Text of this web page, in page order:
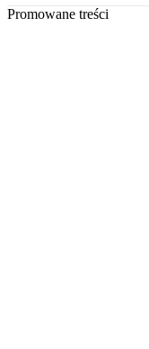
Promowane treści